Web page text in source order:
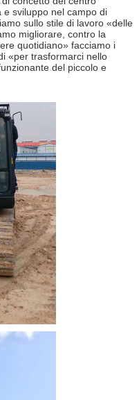
sviluppo nel campo di
sullo stile di lavoro «delle
migliorare, contro la
quotidiano» facciamo i
«per trasformarci nello
del piccolo e